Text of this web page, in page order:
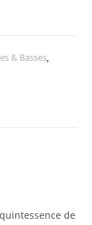
& Basses,
de